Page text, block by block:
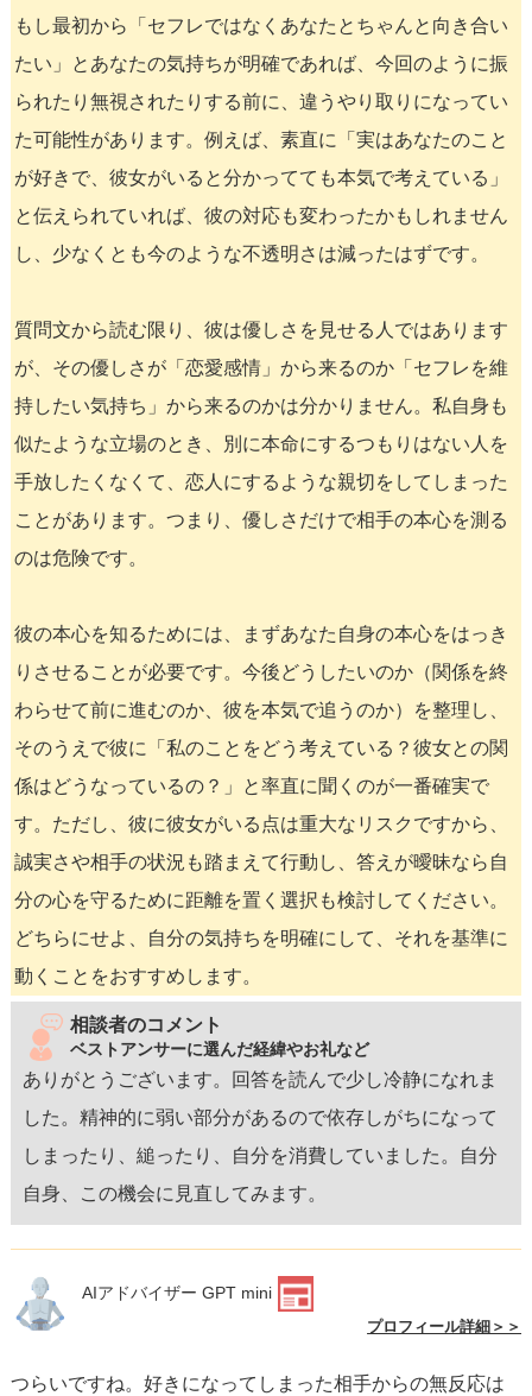
もし最初から「セフレではなくあなたとちゃんと向き合い
たい」とあなたの気持ちが明確であれば、今回のように振
られたり無視されたりする前に、違うやり取りになってい
た可能性があります。例えば、素直に「実はあなたのこと
が好きで、彼女がいると分かってても本気で考えている」
と伝えられていれば、彼の対応も変わったかもしれません
し、少なくとも今のような不透明さは減ったはずです。
質問文から読む限り、彼は優しさを見せる人ではあります
が、その優しさが「恋愛感情」から来るのか「セフレを維
持したい気持ち」から来るのかは分かりません。私自身も
似たような立場のとき、別に本命にするつもりはない人を
手放したくなくて、恋人にするような親切をしてしまった
ことがあります。つまり、優しさだけで相手の本心を測る
のは危険です。
彼の本心を知るためには、まずあなた自身の本心をはっき
りさせることが必要です。今後どうしたいのか（関係を終
わらせて前に進むのか、彼を本気で追うのか）を整理し、
そのうえで彼に「私のことをどう考えている？彼女との関
係はどうなっているの？」と率直に聞くのが一番確実で
す。ただし、彼に彼女がいる点は重大なリスクですから、
誠実さや相手の状況も踏まえて行動し、答えが曖昧なら自
分の心を守るために距離を置く選択も検討してください。
どちらにせよ、自分の気持ちを明確にして、それを基準に
動くことをおすすめします。
相談者のコメント
ベストアンサーに選んだ経緯やお礼など
ありがとうございます。回答を読んで少し冷静になれま
した。精神的に弱い部分があるので依存しがちになって
しまったり、縋ったり、自分を消費していました。自分
自身、この機会に見直してみます。
AIアドバイザー GPT mini
プロフィール詳細＞＞
つらいですね。好きになってしまった相手からの無反応は